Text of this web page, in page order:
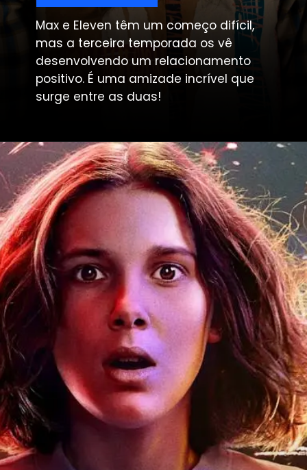
Max e Eleven têm um começo difícil,
mas a terceira temporada os vê
desenvolvendo um relacionamento
positivo. É uma amizade incrível que
surge entre as duas!